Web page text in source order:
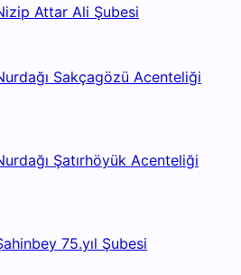
Attar Ali Şubesi
Sakçagözü Acenteliği
Şatırhöyük Acenteliği
75.yıl Şubesi